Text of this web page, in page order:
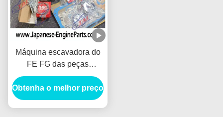
Máquina escavadora do
FE FG das peças
sobresselentes do motor
do jogo 3.9L Mitsubishi
da reconstrução 4D34T
Obtenha o melhor preço